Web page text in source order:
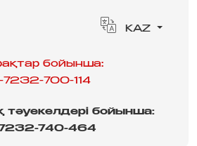
KAZ
бойынша:
7232-700-114
бойынша:‪
7232-740-464